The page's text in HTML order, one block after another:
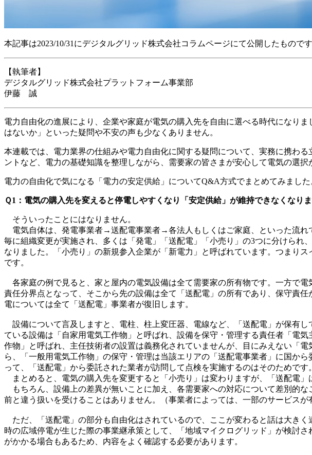
本記事は2023/10/31にデジタルグリッド株式会社コラムページにて公開したものです
【執筆者】
デジタルグリッド株式会社プラットフォーム事業部
伊藤 誠
電力自由化の進展により、企業や家庭が電気の購入先を自由に選べる時代になり
はないか」といった疑問や不安の声も少なくありません。
本連載では、電力業界の仕組みや電力自由化に関する疑問について、実務に携わ
ントなど、電力の基礎知識を整理しながら、需要家の皆さまが安心して電気の選択
電力の自由化で気になる「電力の安定供給」についてQ&A方式でまとめてみました
Ｑ1：電気の購入先を変えると停電しやすくなり「安定供給」が維持できなくなり
そういったことにはなりません。
電気自体は、発電事業者→送配電事業者→各法人もしくはご家庭、といった流れ
毎に組織変更が実施され、多くは「発電」「送配電」「小売り」の3つに分けら
なりました。「小売り」の新規参入企業が「新電力」と呼ばれています。つまり
です。
各家庭の例で見ると、家と屋内の電気設備は全て需要家の所有物です。一方で
責任分界点となって、そこから先の設備は全て「送配電」の所有であり、保守責
電については全て「送配電」事業者が復旧します。
設備について言及しますと、電柱、柱上変圧器、電線など、「送配電」が保有
ている設備は「自家用電気工作物」と呼ばれ、設備を保守・管理する責任者「電
作物」と呼ばれ、主任技術者の設置は義務化されていませんが、目にみえない「
ら、「一般用電気工作物」の保守・管理は当該エリアの「送配電事業者」に国か
って、「送配電」から委託された業者が訪問して点検を実施するのはそのためです。
まとめると、電気の購入先を変更すると「小売り」は変わりますが、「送配電
もちろん、設備上の差異が無いことに加え、各需要家への対応について差別的
前と違う扱いを受けることはありません。（事業者によっては、一部のサービスが
ただ、「送配電」の部分も自由化はされているので、ここが変わると話は大き
時の広域停電が生じた際の事業継承策として、「地域マイクログリッド」が検討
がかかる場合もあるため、内容をよく確認する必要があります。